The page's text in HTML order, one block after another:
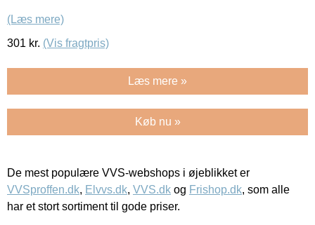
(Læs mere)
301 kr. (Vis fragtpris)
Læs mere »
Køb nu »
De mest populære VVS-webshops i øjeblikket er
VVSproffen.dk, Elvvs.dk, VVS.dk og Frishop.dk, som alle
har et stort sortiment til gode priser.